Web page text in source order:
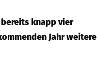
bereits knapp vier
Jahr weitere